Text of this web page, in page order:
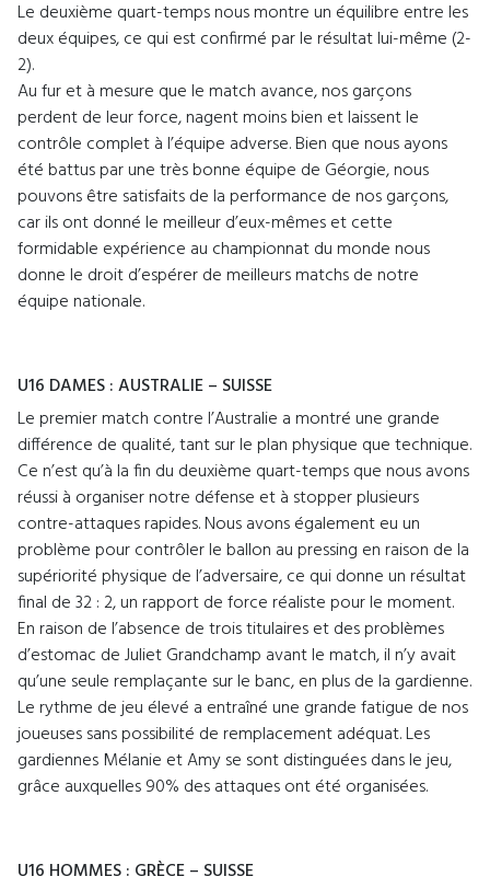
Le deuxième quart-temps nous montre un équilibre entre les
deux équipes, ce qui est confirmé par le résultat lui-même (2-
2).
Au fur et à mesure que le match avance, nos garçons
perdent de leur force, nagent moins bien et laissent le
contrôle complet à l’équipe adverse. Bien que nous ayons
été battus par une très bonne équipe de Géorgie, nous
pouvons être satisfaits de la performance de nos garçons,
car ils ont donné le meilleur d’eux-mêmes et cette
formidable expérience au championnat du monde nous
donne le droit d’espérer de meilleurs matchs de notre
équipe nationale.
U16 DAMES : AUSTRALIE – SUISSE
Le premier match contre l’Australie a montré une grande
différence de qualité, tant sur le plan physique que technique.
Ce n’est qu’à la fin du deuxième quart-temps que nous avons
réussi à organiser notre défense et à stopper plusieurs
contre-attaques rapides. Nous avons également eu un
problème pour contrôler le ballon au pressing en raison de la
supériorité physique de l’adversaire, ce qui donne un résultat
final de 32 : 2, un rapport de force réaliste pour le moment.
En raison de l’absence de trois titulaires et des problèmes
d’estomac de Juliet Grandchamp avant le match, il n’y avait
qu’une seule remplaçante sur le banc, en plus de la gardienne.
Le rythme de jeu élevé a entraîné une grande fatigue de nos
joueuses sans possibilité de remplacement adéquat. Les
gardiennes Mélanie et Amy se sont distinguées dans le jeu,
grâce auxquelles 90% des attaques ont été organisées.
U16 HOMMES : GRÈCE – SUISSE